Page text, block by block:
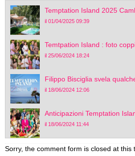
Temptation Island 2025
il 01/04/2025 09:39
Temtpation Island : foto
il 25/06/2024 18:24
Filippo Bisciglia svela
il 18/06/2024 12:06
Anticipazioni Temptation
il 18/06/2024 11:44
Sorry, the comment form is closed at this